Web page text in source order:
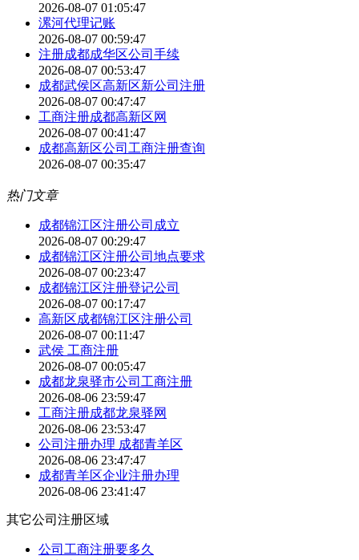
2026-08-07 01:05:47
漯河代理记账
2026-08-07 00:59:47
注册成都成华区公司手续
2026-08-07 00:53:47
成都武侯区高新区新公司注册
2026-08-07 00:47:47
工商注册成都高新区网
2026-08-07 00:41:47
成都高新区公司工商注册查询
2026-08-07 00:35:47
热门文章
成都锦江区注册公司成立
2026-08-07 00:29:47
成都锦江区注册公司地点要求
2026-08-07 00:23:47
成都锦江区注册登记公司
2026-08-07 00:17:47
高新区成都锦江区注册公司
2026-08-07 00:11:47
武侯 工商注册
2026-08-07 00:05:47
成都龙泉驿市公司工商注册
2026-08-06 23:59:47
工商注册成都龙泉驿网
2026-08-06 23:53:47
公司注册办理 成都青羊区
2026-08-06 23:47:47
成都青羊区企业注册办理
2026-08-06 23:41:47
其它公司注册区域
公司工商注册要多久